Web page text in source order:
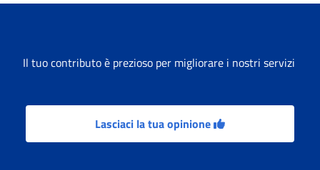
Il tuo contributo è prezioso per migliorare i nostri servizi
Lasciaci la tua opinione